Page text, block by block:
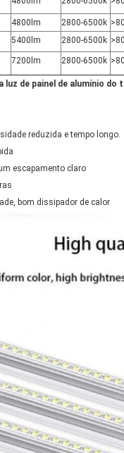
4800lm 2800-6500k >80
5400lm 2800-6500k >80
7200lm 2800-6500k >80
luz de painel de alumínio
reduzida e tempo longo.
escapamento claro
bom dissipador de calor